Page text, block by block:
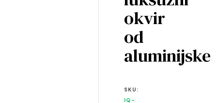
okvir
od
aluminijske
SKU:
IQ-